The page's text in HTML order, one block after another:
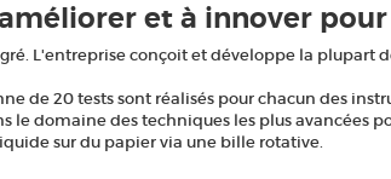
et à innover
L'entreprise conçoit et développe la
de 20 tests sont réalisés pour chacun des
le domaine des techniques les plus avancées
sur du papier via une bille rotative.